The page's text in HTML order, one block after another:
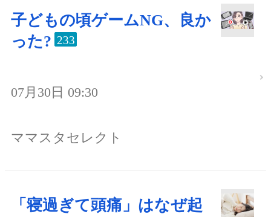
子どもの頃ゲームNG、良か
った? 233
07月30日 09:30
ママスタセレクト
「寝過ぎて頭痛」はなぜ起